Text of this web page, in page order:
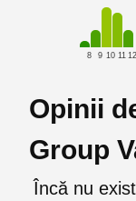
8 9 10 11 12
Opinii
Group
Încă nu